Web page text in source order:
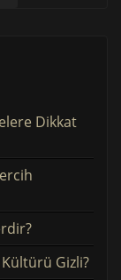
Dikkat
Gizli?